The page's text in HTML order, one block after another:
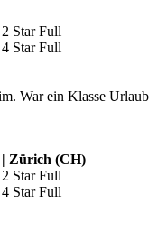
War ein Klasse Urlaub
| Zürich (CH)